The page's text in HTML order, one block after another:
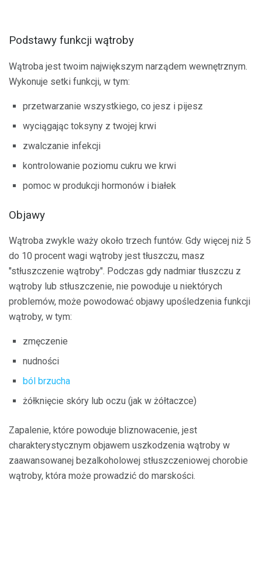
Podstawy funkcji wątroby
Wątroba jest twoim największym narządem wewnętrznym.
Wykonuje setki funkcji, w tym:
przetwarzanie wszystkiego, co jesz i pijesz
wyciągając toksyny z twojej krwi
zwalczanie infekcji
kontrolowanie poziomu cukru we krwi
pomoc w produkcji hormonów i białek
Objawy
Wątroba zwykle waży około trzech funtów. Gdy więcej niż 5
do 10 procent wagi wątroby jest tłuszczu, masz
"stłuszczenie wątroby". Podczas gdy nadmiar tłuszczu z
wątroby lub stłuszczenie, nie powoduje u niektórych
problemów, może powodować objawy upośledzenia funkcji
wątroby, w tym:
zmęczenie
nudności
ból brzucha
żółknięcie skóry lub oczu (jak w żółtaczce)
Zapalenie, które powoduje bliznowacenie, jest
charakterystycznym objawem uszkodzenia wątroby w
zaawansowanej bezalkoholowej stłuszczeniowej chorobie
wątroby, która może prowadzić do marskości.